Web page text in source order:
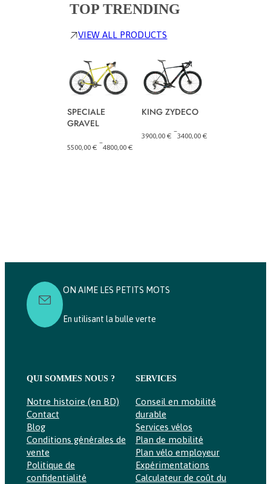
TOP TRENDING
VIEW ALL PRODUCTS
SPECIALE
GRAVEL
4800,00€
–
5500,00€
Plage
KING ZYDECO
3400,00€
–
3900,00€
Plage
ON AIME LES PETITS MOTS
En utilisant la bulle verte
QUI SOMMES NOUS ?
Notre histoire (en BD)
Contact
Blog
Conditions générales de
vente
Politique de
confidentialité
SERVICES
Conseil en mobilité
durable
Services vélos
Plan de mobilité
Plan vélo employeur
Expérimentations
Calculateur de coût du